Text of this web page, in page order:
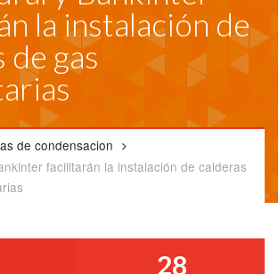
la instalación de
de gas
de condensacion
facilitarán la instalación de calderas
28